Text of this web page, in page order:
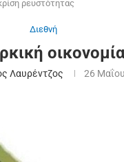
ρευστότητας
Διεθνή
Λαυρέντζος 26